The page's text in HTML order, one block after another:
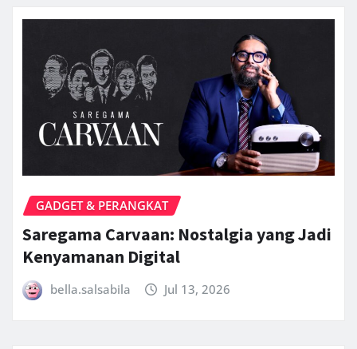
GADGET & PERANGKAT
Saregama Carvaan: Nostalgia yang Jadi
Kenyamanan Digital
bella.salsabila Jul 13, 2026